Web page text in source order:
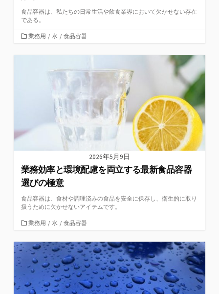
食品容器は、私たちの日常生活や飲食業界において欠かせない存在
である。
カ
ゴ
業務用 / 水 / 食品容器
2026年5月9日
業務効率と環境配慮を両立する最新食品容器
選びの極意
食品容器は、食材や調理済みの食品を安全に保存し、衛生的に取り
扱うために欠かせないアイテムです。
カ
ゴ
リ
業務用 / 水 / 食品容器